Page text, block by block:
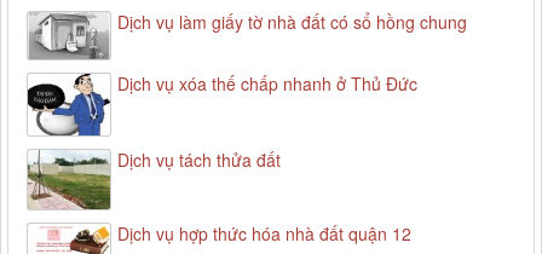
Dịch vụ làm giấy tờ nhà đất có sổ hồng chung
Dịch vụ xóa thế chấp nhanh ở Thủ Đức
Dịch vụ tách thửa đất
Dịch vụ hợp thức hóa nhà đất quận 12